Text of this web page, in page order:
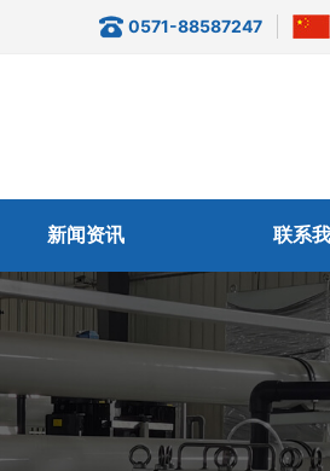
0571-88587247
新闻资讯 联系